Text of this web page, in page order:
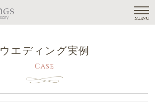
MENU
ウエディング実例
Case